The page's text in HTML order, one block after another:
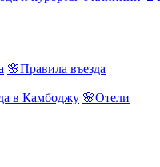
🌸Правила въезда
в Камбоджу 🌸Отели